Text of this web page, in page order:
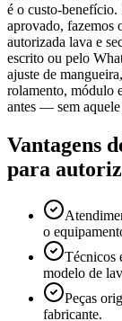
é o custo-benefício.
aprovado, fazemos
autorizada lava e
escrito ou pelo
ajuste de
rolamento, módulo
antes — sem aquele
Vantagens
para
o
Técnicos
modelo de
Peças
fabricante.